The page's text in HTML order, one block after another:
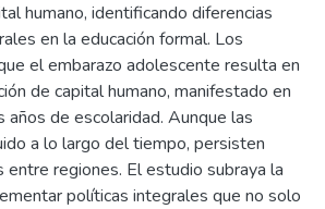
humano, identificando diferencias
en la educación formal. Los
el embarazo adolescente resulta en
de capital humano, manifestado en
años de escolaridad. Aunque las
a lo largo del tiempo, persisten
entre regiones. El estudio subraya la
políticas integrales que no solo